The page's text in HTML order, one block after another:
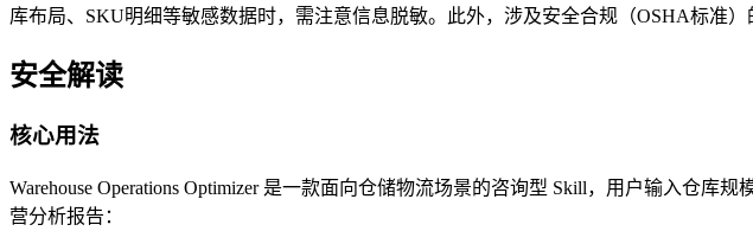
库布局、SKU明细等敏感数据时，需注意信息脱敏。此外，涉及安全合规（OSHA标准
安全解读
核心用法
Warehouse Operations Optimizer 是一款面向仓储物流场景的咨询型 Skill，用户输入仓
营分析报告：